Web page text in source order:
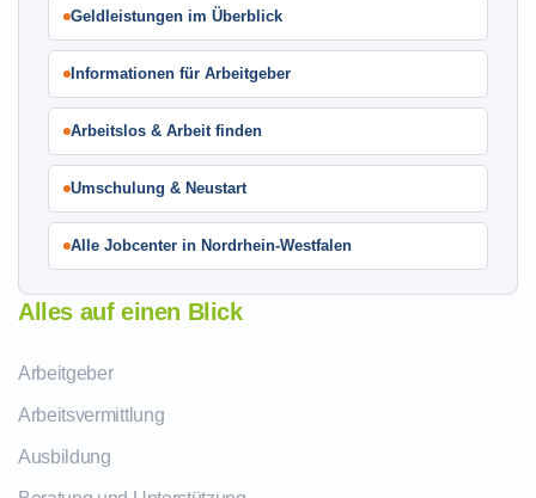
Geldleistungen im Überblick
Informationen für Arbeitgeber
Arbeitslos & Arbeit finden
Umschulung & Neustart
Alle Jobcenter in Nordrhein-Westfalen
Alles auf einen Blick
Arbeitgeber
Arbeitsvermittlung
Ausbildung